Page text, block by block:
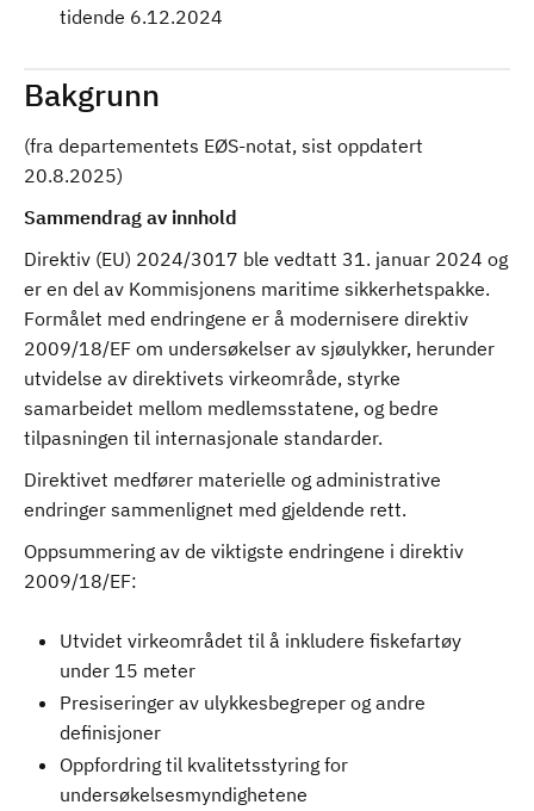
tidende 6.12.2024
Bakgrunn
(fra departementets EØS-notat, sist oppdatert
20.8.2025)
Sammendrag av innhold
Direktiv (EU) 2024/3017 ble vedtatt 31. januar 2024 og
er en del av Kommisjonens maritime sikkerhetspakke.
Formålet med endringene er å modernisere direktiv
2009/18/EF om undersøkelser av sjøulykker, herunder
utvidelse av direktivets virkeområde, styrke
samarbeidet mellom medlemsstatene, og bedre
tilpasningen til internasjonale standarder.
Direktivet medfører materielle og administrative
endringer sammenlignet med gjeldende rett.
Oppsummering av de viktigste endringene i direktiv
2009/18/EF:
Utvidet virkeområdet til å inkludere fiskefartøy
under 15 meter
Presiseringer av ulykkesbegreper og andre
definisjoner
Oppfordring til kvalitetsstyring for
undersøkelsesmyndighetene